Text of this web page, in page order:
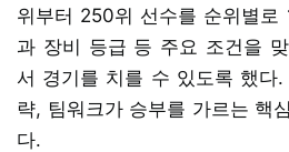
위부터 250위 선수를 순위별로
과 장비 등급 등 주요 조건을
서 경기를 치를 수 있도록 했다
략, 팀워크가 승부를 가르는 핵
다.